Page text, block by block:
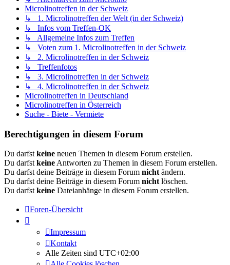
Microlinotreffen in der Schweiz
↳ 1. Microlinotreffen der Welt (in der Schweiz)
↳ Infos vom Treffen-OK
↳ Allgemeine Infos zum Treffen
↳ Voten zum 1. Microlinotreffen in der Schweiz
↳ 2. Microlinotreffen in der Schweiz
↳ Treffenfotos
↳ 3. Microlinotreffen in der Schweiz
↳ 4. Microlinotreffen in der Schweiz
Microlinotreffen in Deutschland
Microlinotreffen in Österreich
Suche - Biete - Vermiete
Berechtigungen in diesem Forum
Du darfst keine neuen Themen in diesem Forum erstellen.
Du darfst keine Antworten zu Themen in diesem Forum erstellen.
Du darfst deine Beiträge in diesem Forum nicht ändern.
Du darfst deine Beiträge in diesem Forum nicht löschen.
Du darfst keine Dateianhänge in diesem Forum erstellen.
Foren-Übersicht
Impressum
Kontakt
Alle Zeiten sind UTC+02:00